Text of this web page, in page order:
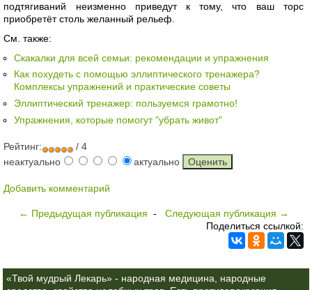
подтягиваний неизменно приведут к тому, что ваш торс
приобретёт столь желанный рельеф.
См. также:
Скакалки для всей семьи: рекомендации и упражнения
Как похудеть с помощью эллиптического тренажера?
Комплексы упражнений и практические советы
Эллиптический тренажер: пользуемся грамотно!
Упражнения, которые помогут "убрать живот"
Рейтинг:
/ 4
неактуально
актуально
Добавить комментарий
← Предыдущая публикация - Следующая публикация →
Поделиться ссылкой:
«Твой мудрый Лекарь» - народная медицина, народные